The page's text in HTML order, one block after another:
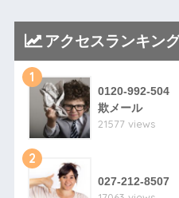
アクセスランキン
1
0120-992-504
欺メール
21577 views
2
027-212-8507